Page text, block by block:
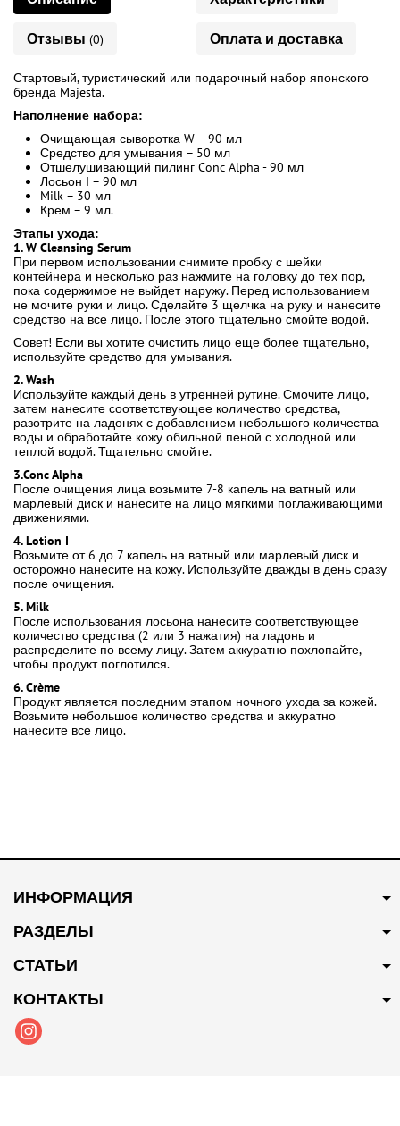
Отзывы (0) Оплата и доставка
Стартовый, туристический или подарочный набор японского
бренда Majesta.
Наполнение набора:
Очищающая сыворотка W – 90 мл
Средство для умывания – 50 мл
Отшелушивающий пилинг Conc Alpha - 90 мл
Лосьон I – 90 мл
Milk – 30 мл
Крем – 9 мл.
Этапы ухода:
1. W Cleansing Serum
При первом использовании снимите пробку с шейки
контейнера и несколько раз нажмите на головку до тех пор,
пока содержимое не выйдет наружу. Перед использованием
не мочите руки и лицо. Сделайте 3 щелчка на руку и нанесите
средство на все лицо. После этого тщательно смойте водой.
Совет! Если вы хотите очистить лицо еще более тщательно,
используйте средство для умывания.
2. Wash
Используйте каждый день в утренней рутине. Смочите лицо,
затем нанесите соответствующее количество средства,
разотрите на ладонях с добавлением небольшого количества
воды и обработайте кожу обильной пеной с холодной или
теплой водой. Тщательно смойте.
3.Conc Alpha
После очищения лица возьмите 7-8 капель на ватный или
марлевый диск и нанесите на лицо мягкими поглаживающими
движениями.
4. Lotion I
Возьмите от 6 до 7 капель на ватный или марлевый диск и
осторожно нанесите на кожу. Используйте дважды в день сразу
после очищения.
5. Milk
После использования лосьона нанесите соответствующее
количество средства (2 или 3 нажатия) на ладонь и
распределите по всему лицу. Затем аккуратно похлопайте,
чтобы продукт поглотился.
6. Crème
Продукт является последним этапом ночного ухода за кожей.
Возьмите небольшое количество средства и аккуратно
нанесите все лицо.
ИНФОРМАЦИЯ
РАЗДЕЛЫ
СТАТЬИ
КОНТАКТЫ